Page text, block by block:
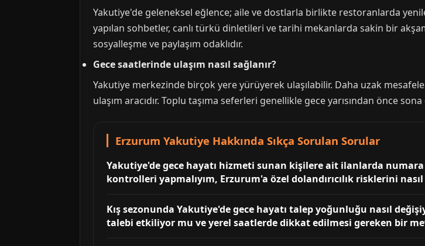
Yakutiye'de geleneksel eğlence; aile ve dostlarla birlikte restoranlarda
yapılan sohbetler, canlı türkü dinletileri ve tarihi mekanlarda sakin bir
sosyalleşme ve paylaşım odaklıdır.
Gece saatlerinde ulaşım nasıl sağlanır?
Yakutiye merkezinde birçok yere yürüyerek ulaşılabilir. Daha uzak
ulaşım aracıdır. Toplu taşıma seferleri genellikle gece yarısından önce sona
Erzurum Yakutiye Hakkında Sıkça Sorulan Sorular
Yakutiye'de gece hayatı hizmeti sunan kişilere ait ilanlarda
kontrolleri yapmalıyım, Erzurum'a özel dolandırıcılık risklerini
Kış sezonunda Yakutiye'de gece hayatı talep yoğunluğu nasıl
talebi etkiliyor mu ve yerel saatlerde dikkat edilmesi gereken bir